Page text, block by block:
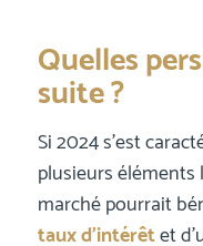
Quelles
suite ?
Si 2024 s’est
plusieurs éléments
marché pourrait
taux d’intérêtet